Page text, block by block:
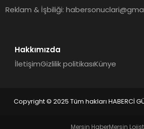
Reklam & İşbiliği:
Hakkımızda
İletişimGizlilik politikasıKünye
Copyright © 2025 Tüm hakları HABERCİ
Mersin HaberMersin